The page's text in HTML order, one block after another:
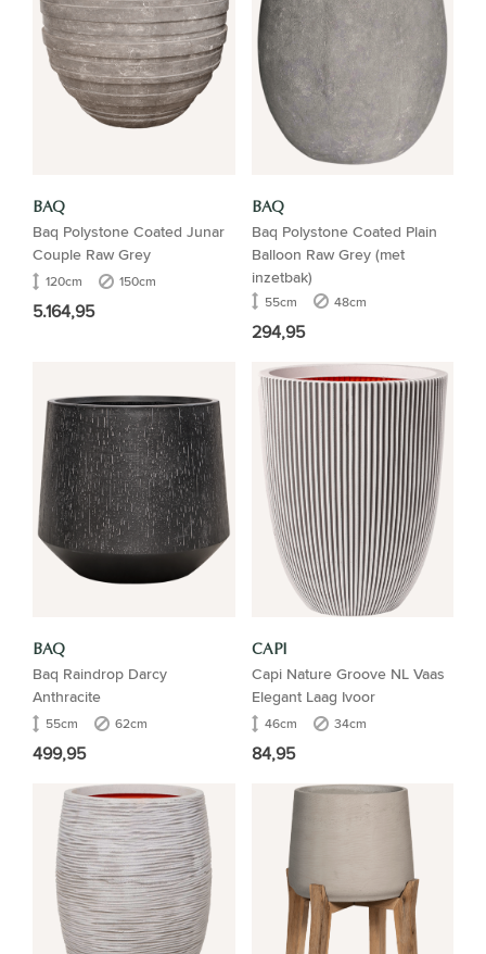
BAQ
Baq Polystone Coated Junar
Couple Raw Grey
120cm 150cm
5.164,95
BAQ
Baq Polystone Coated Plain
Balloon Raw Grey (met
inzetbak)
55cm 48cm
294,95
BAQ
Baq Raindrop Darcy
Anthracite
55cm 62cm
499,95
CAPI
Capi Nature Groove NL Vaas
Elegant Laag Ivoor
46cm 34cm
84,95